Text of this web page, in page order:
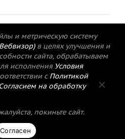
газеты «Кимрский
и метрическую систему
в целях улучшения и
сайта, обрабатываем
исполнения Условия
с Политикой
на обработку
покиньте сайт.
Согласен